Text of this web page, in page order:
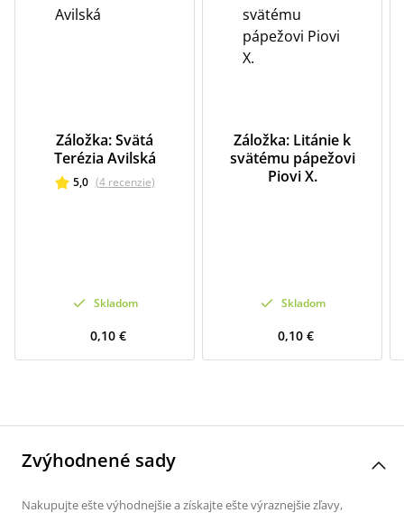
Záložka: Svätá
Terézia Avilská
5,0 (4 recenzie)
Skladom
0,10 €
Záložka: Litánie k
svätému pápežovi
Piovi X.
Skladom
0,10 €
Zvýhodnené sady
Nakupujte ešte výhodnejšie a získajte ešte výraznejšie zľavy,